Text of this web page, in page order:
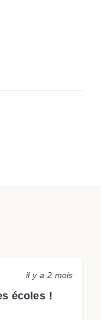
il y a 2 mois
écoles !